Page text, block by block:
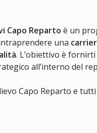
Capo Reparto è un
una
. L’obiettivo è
all’interno del
Capo Reparto e